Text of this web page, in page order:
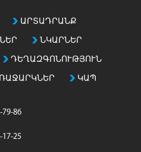
ԱՐՏԱԴՐԱՆՔ
ՆԿԱՐՆԵՐ
ԴԵՂԱԶԳՈՆՈՒԹՅՈՒՆ
ԿԱՊ
79-86
17-25